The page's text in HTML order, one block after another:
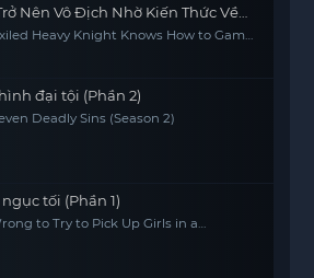
Nên Vô Địch Nhờ Kiến Thức Về
Heavy Knight Knows How to Game
đại tội (Phần 2)
Deadly Sins (Season 2)
tối (Phần 1)
to Try to Pick Up Girls in a